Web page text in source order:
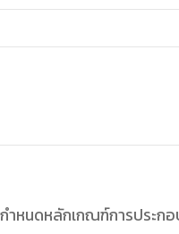
ำหนดหลักเกณฑ์การประก